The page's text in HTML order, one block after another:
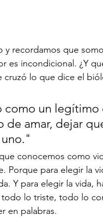
y recordamos que
es incondicional. ¿Y
cruzó lo que dice el
un legítimo
de amar, dejar
conocemos como
Porque para elegir la
Y para elegir la vida,
todo lo triste, todo lo
en palabras.